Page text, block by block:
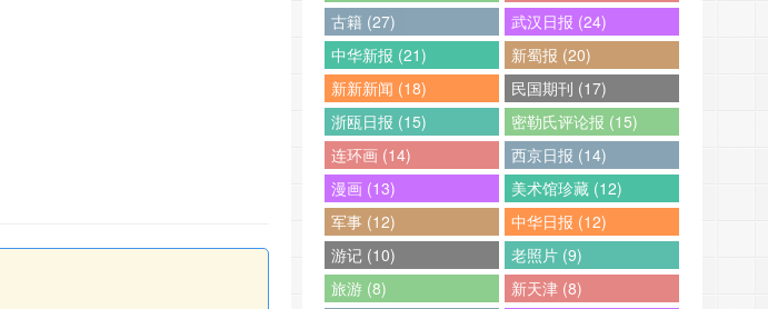
古籍 (27)
武汉日报 (24)
中华新报 (21)
新蜀报 (20)
新新新闻 (18)
民国期刊 (17)
浙瓯日报 (15)
密勒氏评论报 (15)
连环画 (14)
西京日报 (14)
漫画 (13)
美术馆珍藏 (12)
军事 (12)
中华日报 (12)
游记 (10)
老照片 (9)
旅游 (8)
新天津 (8)